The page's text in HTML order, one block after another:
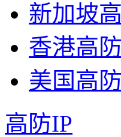
新加坡
香港高
美国高
高防IP